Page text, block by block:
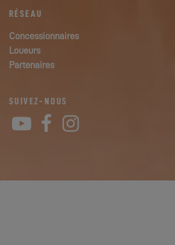
RÉSEAU
Concessionnaires
Loueurs
Partenaires
SUIVEZ-NOUS
YouTube
Facebook
Instagram